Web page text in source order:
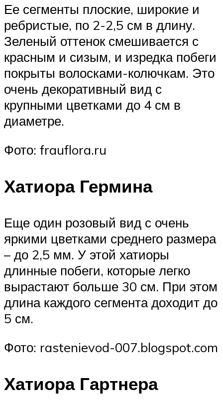
Ее сегменты плоские, широкие и
ребристые, по 2-2,5 см в длину.
Зеленый оттенок смешивается с
красным и сизым, и изредка побеги
покрыты волосками-колючкам. Это
очень декоративный вид с
крупными цветками до 4 см в
диаметре.
Фото: frauflora.ru
Хатиора Гермина
Еще один розовый вид с очень
яркими цветками среднего размера
– до 2,5 мм. У этой хатиоры
длинные побеги, которые легко
вырастают больше 30 см. При этом
длина каждого сегмента доходит до
5 см.
Фото: rastenievod-007.blogspot.com
Хатиора Гартнера